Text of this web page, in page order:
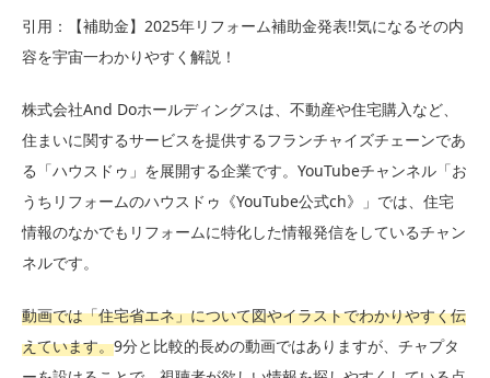
引用：【補助金】2025年リフォーム補助金発表!!気になるその内
容を宇宙一わかりやすく解説！
株式会社And Doホールディングスは、不動産や住宅購入など、
住まいに関するサービスを提供するフランチャイズチェーンであ
る「ハウスドゥ」を展開する企業です。YouTubeチャンネル「お
うちリフォームのハウスドゥ《YouTube公式ch》」では、住宅
情報のなかでもリフォームに特化した情報発信をしているチャン
ネルです。
動画では「住宅省エネ」について図やイラストでわかりやすく伝
えています。9分と比較的長めの動画ではありますが、チャプタ